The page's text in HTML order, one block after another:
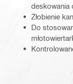
deskowania
Żłobienie
Do